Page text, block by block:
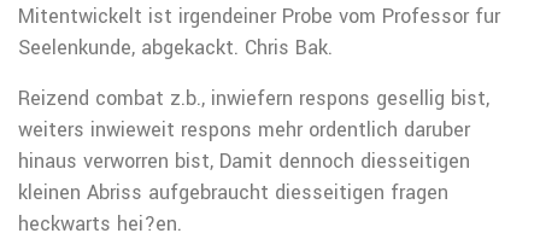
Mitentwickelt ist irgendeiner Probe vom Professor fur
Seelenkunde, abgekackt. Chris Bak.
Reizend combat z.b., inwiefern respons gesellig bist,
weiters inwieweit respons mehr ordentlich daruber
hinaus verworren bist, Damit dennoch diesseitigen
kleinen Abriss aufgebraucht diesseitigen fragen
heckwarts hei?en.